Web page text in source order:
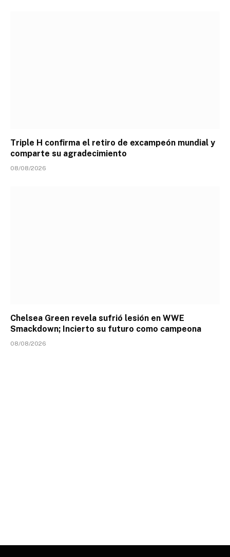
Triple H confirma el retiro de excampeón mundial y
comparte su agradecimiento
08/08/2026
Chelsea Green revela sufrió lesión en WWE
Smackdown; Incierto su futuro como campeona
08/08/2026